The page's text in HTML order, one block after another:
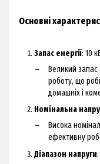
Основні
Запас енергії: 10
Великий запас
роботу, що
домашніх і
Номінальна
Висока
ефективну
Діапазон напруги